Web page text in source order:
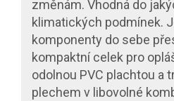
změnám. Vhodná do
klimatických podmínek.
komponenty do sebe
kompaktní celek pro
odolnou PVC plachtou a
plechem v libovolné